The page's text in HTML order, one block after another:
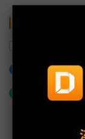
加入已選取
什麼是「關
議題精選